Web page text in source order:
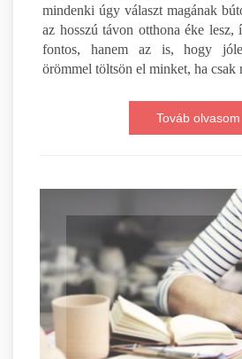
mindenki úgy választ magának
az hosszú távon otthona éke lesz,
fontos, hanem az is, hogy
örömmel töltsön el minket, ha csak
Továb olvasom